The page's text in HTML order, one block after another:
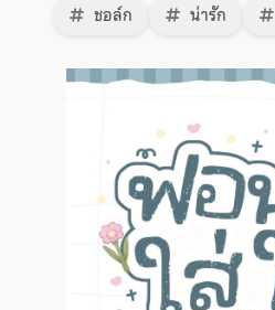
ชอล์ก น่ารัก